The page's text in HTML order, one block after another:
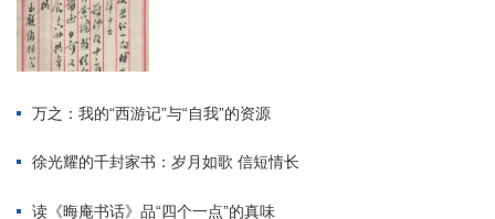
万之：我的“西游记”与“自我”的资源
徐光耀的千封家书：岁月如歌 信短情长
读《晦庵书话》品“四个一点”的真味